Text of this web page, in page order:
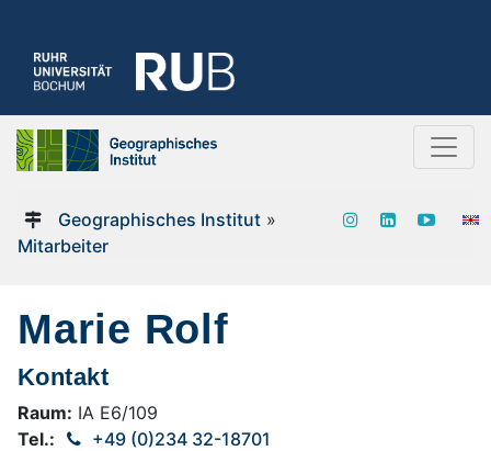
Geographisches Institut»
Mitarbeiter
Marie Rolf
Kontakt
Raum: IA E6/109
Tel.:
+49 (0)234 32-18701